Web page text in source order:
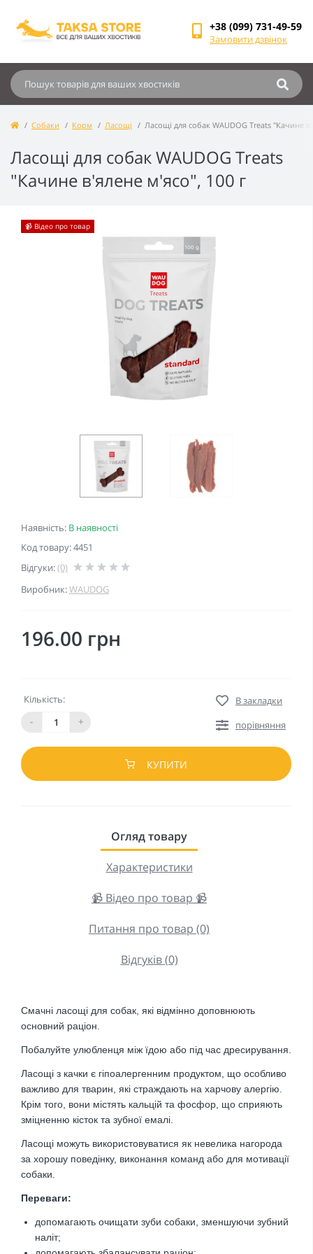
+38 (099) 731-49-59
Замовити дзвінок
Собаки Корм Ласощі Ласощі для собак WAUDOG Treats "Качине
Ласощі для собак WAUDOG Treats
"Качине в'ялене м'ясо", 100 г
Наявність: В наявності
Код товару: 4451
Відгуки:(0)
Виробник:WAUDOG
📹 Відео про товар
196.00 грн
Кількість:
-
+
В закладки
порівняння
КУПИТИ
Огляд товару
Характеристики
📹 Відео про товар 📹
Питання про товар (0)
Відгуків (0)
Смачні ласощі для собак, які відмінно доповнюють
основний раціон.
Побалуйте улюбленця між їдою або під час дресирування.
Ласощі з качки є гіпоалергенним продуктом, що особливо
важливо для тварин, які страждають на харчову алергію.
Крім того, вони містять кальцій та фосфор, що сприяють
зміцненню кісток та зубної емалі.
Ласощі можуть використовуватися як невелика нагорода
за хорошу поведінку, виконання команд або для мотивації
собаки.
Переваги:
допомагають очищати зуби собаки, зменшуючи зубний
наліт;